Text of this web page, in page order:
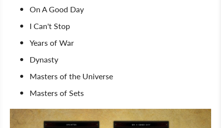
On A Good Day
I Can't Stop
Years of War
Dynasty
Masters of the Universe
Masters of Sets